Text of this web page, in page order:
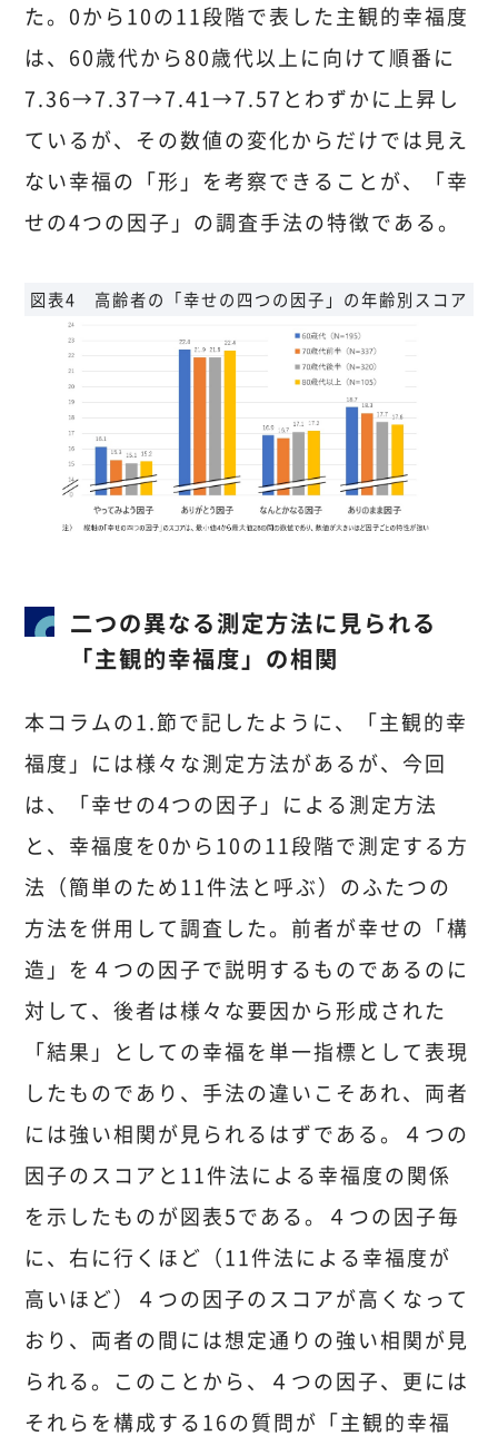
た。0から10の11段階で表した主観的幸福度
は、60歳代から80歳代以上に向けて順番に
7.36→7.37→7.41→7.57とわずかに上昇し
ているが、その数値の変化からだけでは見え
ない幸福の「形」を考察できることが、「幸
せの4つの因子」の調査手法の特徴である。
図表4 高齢者の「幸せの四つの因子」の年齢別スコア
二つの異なる測定方法に見られる
「主観的幸福度」の相関
本コラムの1.節で記したように、「主観的幸
福度」には様々な測定方法があるが、今回
は、「幸せの4つの因子」による測定方法
と、幸福度を0から10の11段階で測定する方
法（簡単のため11件法と呼ぶ）のふたつの
方法を併用して調査した。前者が幸せの「構
造」を４つの因子で説明するものであるのに
対して、後者は様々な要因から形成された
「結果」としての幸福を単一指標として表現
したものであり、手法の違いこそあれ、両者
には強い相関が見られるはずである。４つの
因子のスコアと11件法による幸福度の関係
を示したものが図表5である。４つの因子毎
に、右に行くほど（11件法による幸福度が
高いほど）４つの因子のスコアが高くなって
おり、両者の間には想定通りの強い相関が見
られる。このことから、４つの因子、更には
それらを構成する16の質問が「主観的幸福